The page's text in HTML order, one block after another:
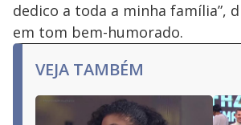
dedico a toda a minha família”,
em tom bem-humorado.
VEJA TAMBÉM